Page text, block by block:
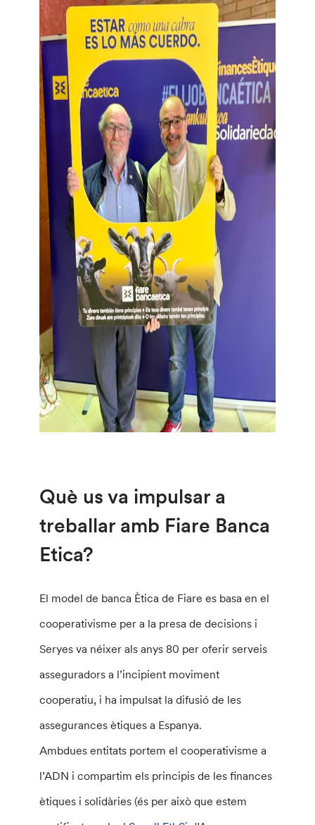
Què us va impulsar a
treballar amb Fiare Banca
Etica?
El model de banca Ètica de Fiare es basa en el
cooperativisme per a la presa de decisions i
Seryes va néixer als anys 80 per oferir serveis
asseguradors a l’incipient moviment
cooperatiu, i ha impulsat la difusió de les
assegurances ètiques a Espanya.
Ambdues entitats portem el cooperativisme a
l’ADN i compartim els principis de les finances
ètiques i solidàries (és per això que estem